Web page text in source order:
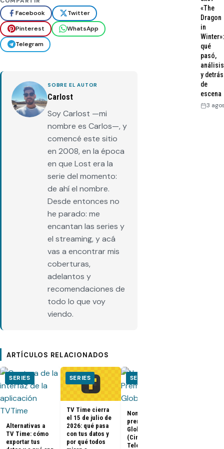
Facebook
Twitter
Pinterest
WhatsApp
Telegram
SOBRE EL AUTOR
Carlost
Soy Carlost —mi
nombre es Carlos—, y
comencé este sitio
en 2008, en la época
en que Lost era la
serie del momento:
de ahí el nombre.
Desde entonces no
he parado: me
encantan las series y
el streaming, y acá
vas a encontrar mis
coberturas,
adelantos y
recomendaciones de
todo lo que voy
viendo.
ARTÍCULOS RELACIONADOS
SERIES
Alternativas a
TV Time: cómo
exportar tus
SERIES
TV Time cierra
el 15 de julio de
2026: qué pasa
con tus datos y
por qué todos
SERIES
Nominados a los
premios Golden
Globes 2025
(Cine y
Televisión)
«The
Dragon
in
Winter»:
qué
pasó,
análisis
y detrás
de
escena
3